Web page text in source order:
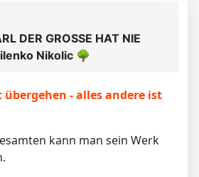
DER GROSSE HAT NIE
Nikolic 🌳
- alles andere ist
kann man sein Werk